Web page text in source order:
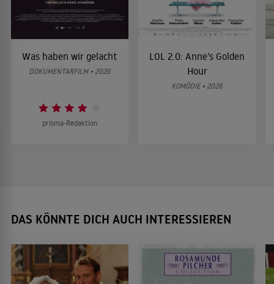
Was haben wir gelacht
DOKUMENTARFILM • 2026
prisma-Redaktion
LOL 2.0: Anne’s Golden
Hour
KOMÖDIE • 2026
DAS KÖNNTE DICH AUCH INTERESSIEREN